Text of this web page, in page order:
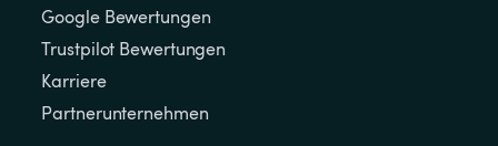
Google Bewertungen
Trustpilot Bewertungen
Karriere
Partnerunternehmen